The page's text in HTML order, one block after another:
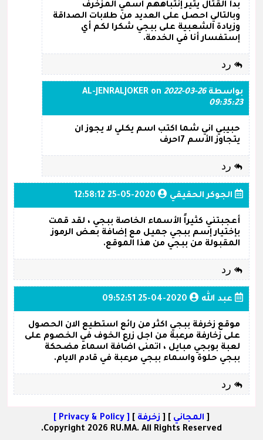
بدأ القتال يثير إنتباههم اسمي المزخرف
وبالتالي احصل على العديد من طلابات الصداقة
وزيادة الشعبية على ببجي شكرا لكم أي
إستفسار أنا في الخدمة.
رد
بواسطة AL-JENRALJOKER on 2022-03-26
09:35:23
حبيبي اني شما اكتب اسم يكلي لا يجوز ان
يتجاوز الأسم 7احرف
رد
الجوكر الحقيقي 2020-05-25 12:58:12
أعجبتني كثيراً الأسماء الخاصة ببجي ، لقد قمت
بإختيار إسم ببجي جميل مع إضافة بعض الرموز
المقبولة من ببجي من هذا الموقع.
رد
عبد الله 2020-04-25 09:52:51
موقع زخرفة ببجي اكثر من رائع استطيع الان الحصول
على زخارفة مرعبة من اجل زرع الخوف في الخصوم على
لعبة بوبجي مبايل ، اتمنى اضافة اسماء مضحكة
ببجي حلوة واسماء ببجي مرعبة في قادم الايام.
رد
[ المجاني ] [ زخرفة ]
[ Privacy & Policy ]
Copyright 2026 RU.MA. All Rights Reserved.